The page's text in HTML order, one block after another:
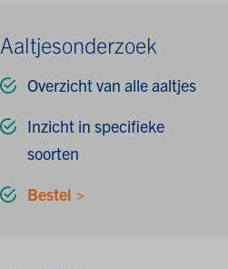
Aaltjesonderzoek
Overzicht van alle aaltjes
Inzicht in specifieke
soorten
Bestel >